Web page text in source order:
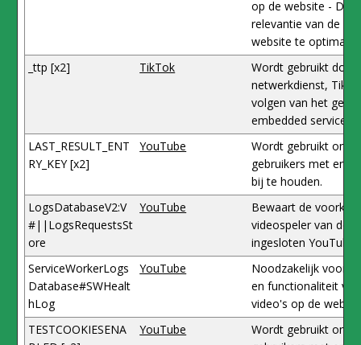
op de website - Dit
relevantie van de
website te
_ttp [x2]
TikTok
Wordt gebruikt door
netwerkdienst,
volgen van het
embedded services.
LAST_RESULT_ENT
RY_KEY [x2]
YouTube
Wordt gebruikt om
gebruikers met
bij te houden.
LogsDatabaseV2:V
#||LogsRequestsSt
ore
YouTube
Bewaart de
videospeler van de
ingesloten
ServiceWorkerLogs
Database#SWHealt
hLog
YouTube
Noodzakelijk voor
en functionaliteit
video's op de
TESTCOOKIESENA
YouTube
Wordt gebruikt om